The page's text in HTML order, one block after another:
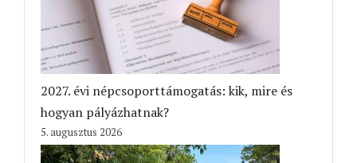
2027. évi népcsoporttámogatás: kik, mire és
hogyan pályázhatnak?
5. augusztus 2026